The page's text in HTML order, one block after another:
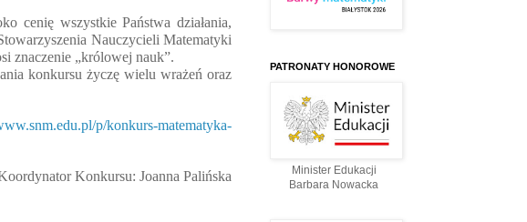
cenię wszystkie Państwa działania,
Nauczycieli Matematyki
znaczenie „królowej nauk”.
konkursu życzę wielu wrażeń oraz
p/konkurs-matematyka-
Konkursu: Joanna Palińska
PATRONATY HONOROWE
Minister Edukacji
Barbara Nowacka